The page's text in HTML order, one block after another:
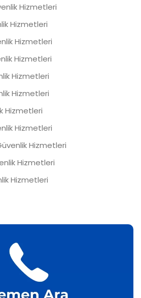
Hizmetleri
Hizmetleri
Hizmetleri
Hizmetleri
Hizmetleri
Hizmetleri
Hizmetleri
Hizmetleri
Hizmetleri
Hizmetleri
Hizmetleri